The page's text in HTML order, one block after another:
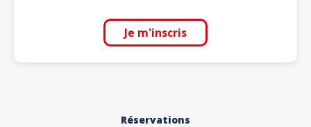
Je m'inscris
Réservations